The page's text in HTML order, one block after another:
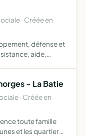
· Créée en
défense et
aide,
- La Batie
· Créée en
toute famille
et les quartiers